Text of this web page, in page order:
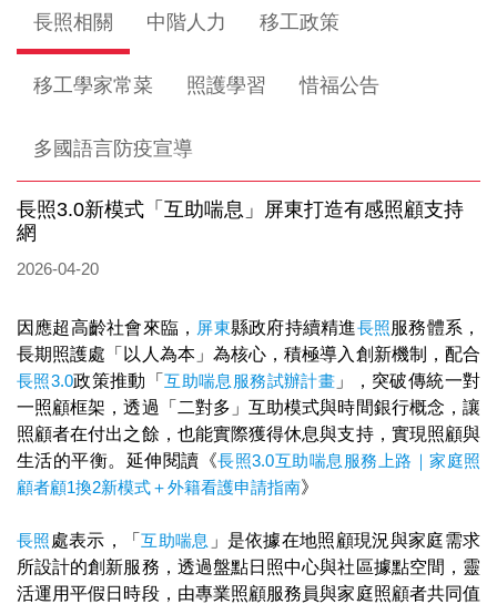
長照相關 中階人力 移工政策
移工學家常菜 照護學習 惜福公告
多國語言防疫宣導
長照3.0新模式「互助喘息」屏東打造有感照顧支持
網
2026-04-20
因應超高齡社會來臨， 屏東縣政府持續精進長照服務體系，
長期照護處「以人為本」為核心，積極導入創新機制，配合
長照3.0政策推動「互助喘息服務試辦計畫 」，突破傳統一對
一照顧框架，透過「二對多」互助模式與時間銀行概念，讓
照顧者在付出之餘，也能實際獲得休息與支持，實現照顧與
生活的平衡。延伸閱讀《長照3.0互助喘息服務上路｜家庭照
顧者顧1換2新模式＋外籍看護申請指南​》
長照 處表示，「互助喘息 」是依據在地照顧現況與家庭需求
所設計的創新服務，透過盤點日照中心與社區據點空間，靈
活運用平假日時段，由專業照顧服務員與家庭照顧者共同值